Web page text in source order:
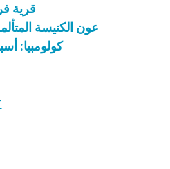
"قرية
"عون الكنيسة
كولومبيا: